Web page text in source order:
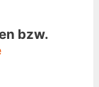
bzw.